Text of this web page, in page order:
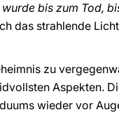
bis zum Tod,
das strahlende
zu
Aspekten.
wieder vor